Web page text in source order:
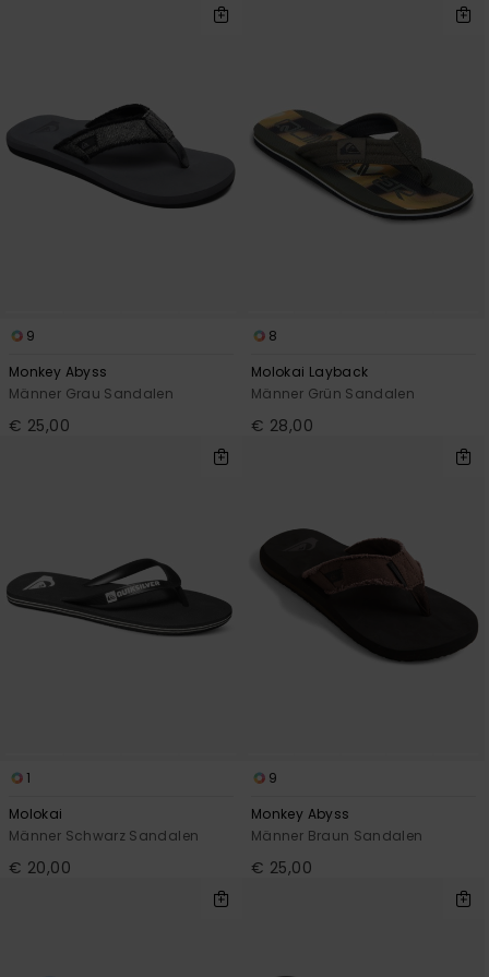
9
Monkey Abyss
Männer Grau Sandalen
€ 25,00
8
Molokai Layback
Männer Grün Sandalen
€ 28,00
1
Molokai
Männer Schwarz Sandalen
€ 20,00
9
Monkey Abyss
Männer Braun Sandalen
€ 25,00